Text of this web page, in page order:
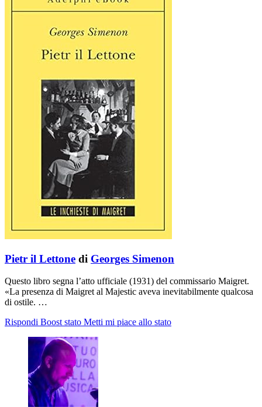
Pietr il Lettone di Georges Simenon
Questo libro segna l’atto ufficiale (1931) del commissario Maigret.
«La presenza di Maigret al Majestic aveva inevitabilmente qualcosa
di ostile. …
Rispondi Boost stato Metti mi piace allo stato